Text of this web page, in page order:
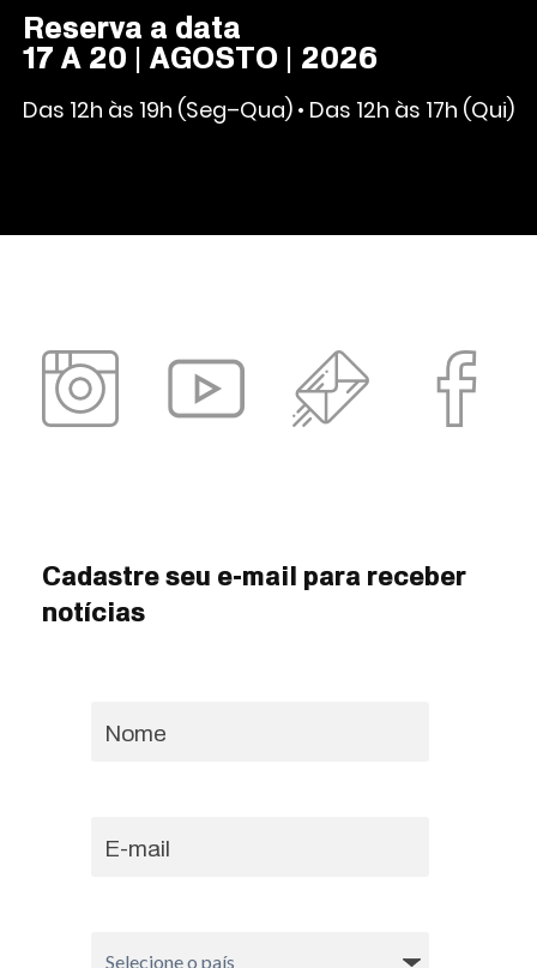
Reserva a data
17 A 20 | AGOSTO | 2026
Das 12h às 19h (Seg–Qua) • Das 12h às 17h (Qui)
Cadastre seu e-mail para receber
notícias